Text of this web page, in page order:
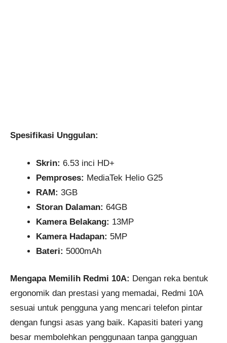
Spesifikasi Unggulan:
Skrin: 6.53 inci HD+
Pemproses: MediaTek Helio G25
RAM: 3GB
Storan Dalaman: 64GB
Kamera Belakang: 13MP
Kamera Hadapan: 5MP
Bateri: 5000mAh
Mengapa Memilih Redmi 10A: Dengan reka bentuk
ergonomik dan prestasi yang memadai, Redmi 10A
sesuai untuk pengguna yang mencari telefon pintar
dengan fungsi asas yang baik. Kapasiti bateri yang
besar membolehkan penggunaan tanpa gangguan